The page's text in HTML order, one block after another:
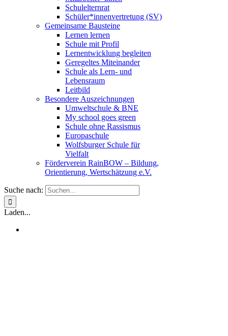
Schulelternrat
Schüler*innenvertretung (SV)
Gemeinsame Bausteine
Lernen lernen
Schule mit Profil
Lernentwicklung begleiten
Geregeltes Miteinander
Schule als Lern- und
Lebensraum
Leitbild
Besondere Auszeichnungen
Umweltschule & BNE
My school goes green
Schule ohne Rassismus
Europaschule
Wolfsburger Schule für
Vielfalt
Förderverein RainBOW – Bildung,
Orientierung, Wertschätzung e.V.
Suche nach:
Laden...